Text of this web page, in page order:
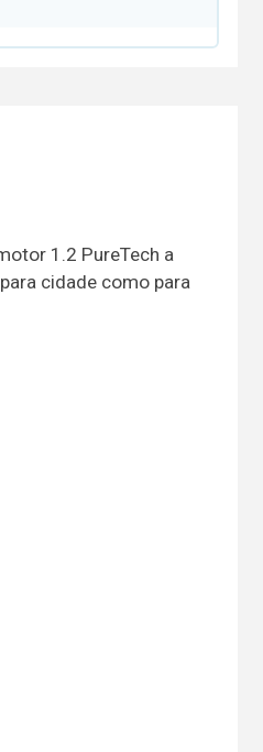
1.2 PureTech a
cidade como para